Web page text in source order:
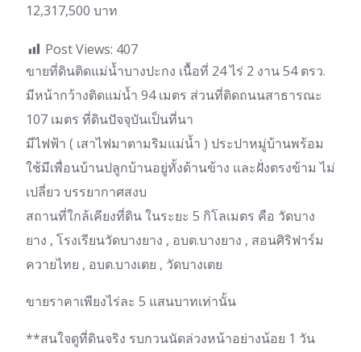
12,317,500 บาท
Post Views: 407
ขายที่ดินติดแม่น้ำบางปะกง เนื้อที่ 24 ไร่ 2 งาน 54 ตรว.
มีหน้ากว้างติดแม่น้ำ 94 เมตร ส่วนที่ติดถนนสาธารณะ
107 เมตร ที่ดินปัจจุบันเป็นที่นา
มีไฟฟ้า ( เสาไฟมาตามริมแม่น้ำ ) ประปาหมู่บ้านพร้อม
ใช้มีเพื่อนบ้านปลูกบ้านอยู่ทั้งด้านข้าง และฝั่งตรงข้าม ไม่
เปลี่ยว บรรยากาศสงบ
สถานที่ใกล้เคียงที่ดิน ในระยะ 5 กิโลเมตร คือ วัดบาง
ยาง , โรงเรียนวัดบางยาง , อบต.บางยาง , สอนศิริฟาร์ม
ควายไทย , อบต.บางเตย , วัดบางเตย
ขายราคาเพียงไร่ละ 5 แสนบาทเท่านั้น
**สนใจดูที่ดินจริง รบกวนนัดล่วงหน้าอย่างน้อย 1 วัน